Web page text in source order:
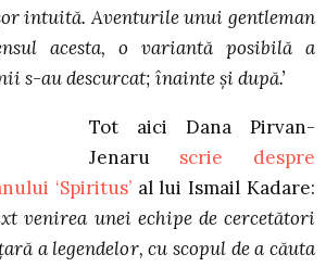
intuită. Aventurile unui gentleman
acesta, o variantă posibilă a
s-au descurcat; înainte şi după.’
Tot aici Dana Pirvan-
Jenaru scrie despre
‘Spiritus’al lui Ismail Kadare:
venirea unei echipe de cercetători
a legendelor, cu scopul de a căuta